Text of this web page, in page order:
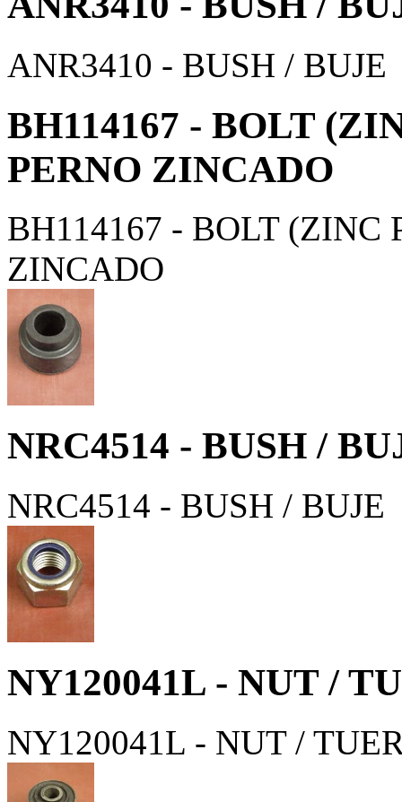
ANR3410 - BUSH / BUJE
BH114167 - BOLT
PERNO ZINCADO
BH114167 - BOLT (ZINC
ZINCADO
NRC4514 - BUSH /
NRC4514 - BUSH / BUJE
NY120041L - NUT /
NY120041L - NUT /